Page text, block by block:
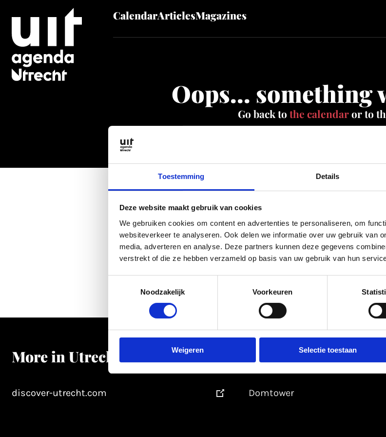
Toestemming Details
Deze website maakt gebruik van cookies
We gebruiken cookies om content en advertenties te personaliseren, om
websiteverkeer te analyseren. Ook delen we informatie over uw gebruik van
media, adverteren en analyse. Deze partners kunnen deze gegevens
verstrekt of die ze hebben verzameld op basis van uw gebruik van hun
Noodzakelijk
Voorkeuren
Weigeren Selectie toestaan
Skip to main content CalendarArticlesMagazines
Oops... something
Go back to the calendaror to
More in Utrecht
discover-utrecht.com Domtower